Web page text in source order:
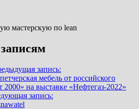
мастерскую по lean
запись:
мебель от российского
2000» на выставке «Нефтегаз-2022»
запись: